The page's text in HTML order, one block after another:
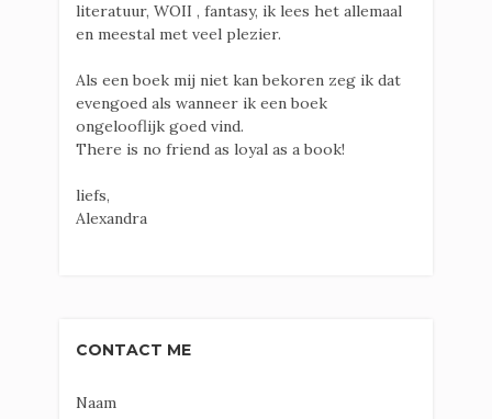
literatuur, WOII , fantasy, ik lees het allemaal
en meestal met veel plezier.
Als een boek mij niet kan bekoren zeg ik dat
evengoed als wanneer ik een boek
ongelooflijk goed vind.
There is no friend as loyal as a book!
liefs,
Alexandra
CONTACT ME
Naam